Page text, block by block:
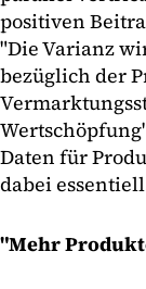
positiven
"Die Varianz
bezüglich der
Daten für
dabei
"Mehr